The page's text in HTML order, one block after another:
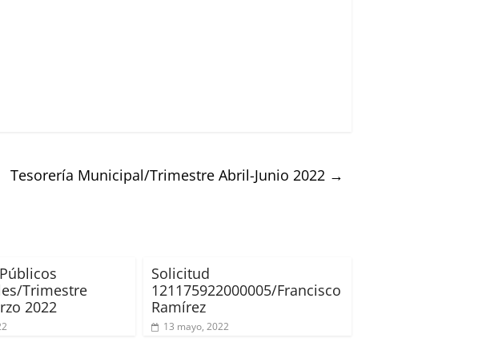
Tesorería Municipal/Trimestre Abril-Junio 2022 →
Trimestre
2022
Solicitud
121175922000005/Francisco
Ramírez
13 mayo, 2022